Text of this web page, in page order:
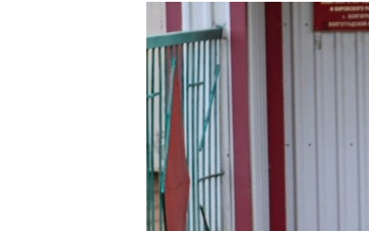
ПОДПИШИТЕСЬ НА РАССЫЛКУ